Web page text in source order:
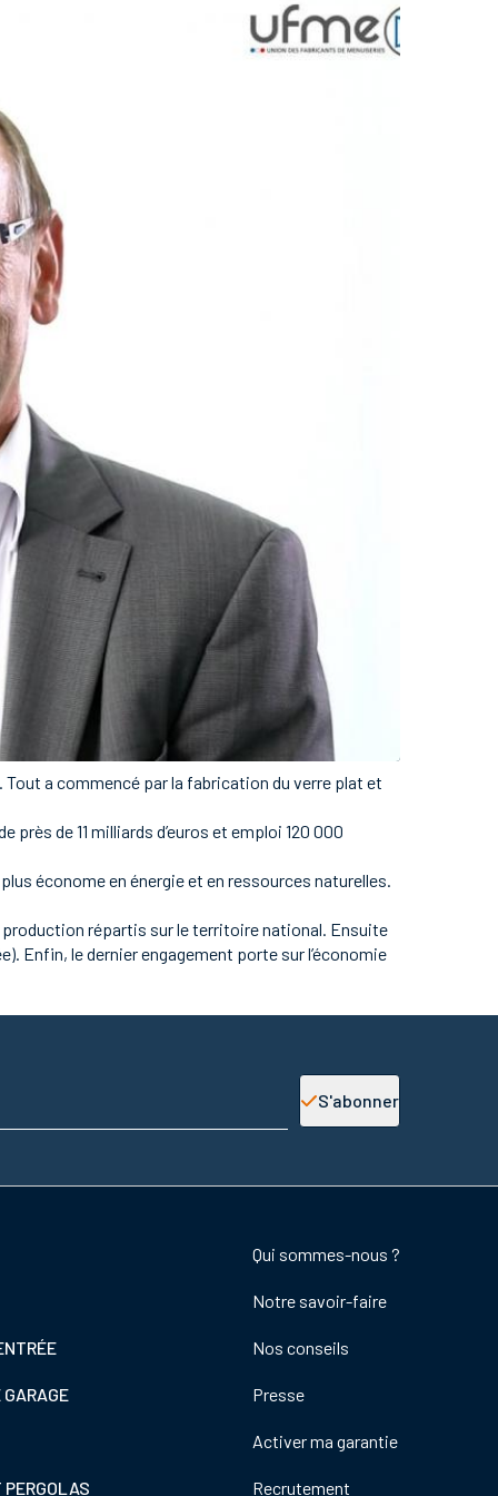
Tout a commencé par la fabrication du verre plat et
de 11 milliards d’euros et emploi 120 000
économe en énergie et en ressources naturelles.
production répartis sur le territoire national. Ensuite
Enfin, le dernier engagement porte sur l’économie
S'abonner
GARAGE
PERGOLAS
Footer
de
Qui sommes-nous ?
Notre savoir-faire
Nos conseils
Presse
Activer ma garantie
Recrutement